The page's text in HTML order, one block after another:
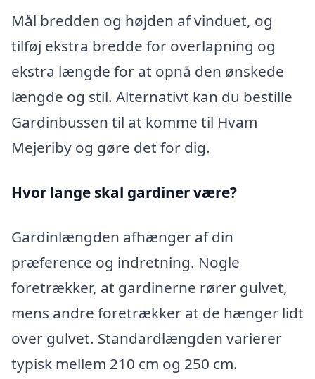
Mål bredden og højden af vinduet, og
tilføj ekstra bredde for overlapning og
ekstra længde for at opnå den ønskede
længde og stil. Alternativt kan du bestille
Gardinbussen til at komme til Hvam
Mejeriby og gøre det for dig.
Hvor lange skal gardiner være?
Gardinlængden afhænger af din
præference og indretning. Nogle
foretrækker, at gardinerne rører gulvet,
mens andre foretrækker at de hænger lidt
over gulvet. Standardlængden varierer
typisk mellem 210 cm og 250 cm.